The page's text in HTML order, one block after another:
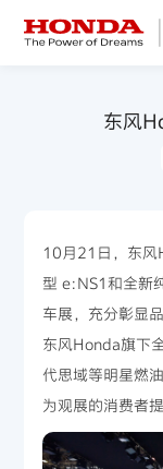
赛事运动
新闻资讯
东风
10月21日，东
型 e:NS1和全新
车展，充分彰显
东风Honda旗下
代思域等明星燃
为观展的消费者